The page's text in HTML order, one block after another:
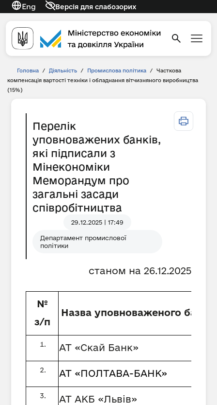
Eng Версія для слабозорих
Головна / Діяльність / Промислова політика /
Часткова
компенсація вартості техніки і обладнання вітчизняного виробництва
(15%)
Перелік
уповноважених банків,
які підписали з
Мінекономіки
Меморандум про
загальні засади
співробітництва
29.12.2025 | 17:49
Департамент промислової
політики
станом на 26.12.2025
№
з/п
Назва уповноваженого банку
АТ «Скай Банк»
АТ «ПОЛТАВА-БАНК»
АТ АКБ «Львів»